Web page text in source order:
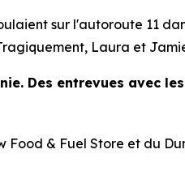
sur l'autoroute 11
Laura et
Des entrevues avec
& Fuel Store et du